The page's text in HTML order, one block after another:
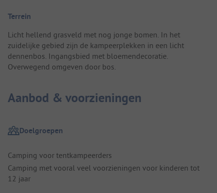
Terrein
Licht hellend grasveld met nog jonge bomen. In het
zuidelijke gebied zijn de kampeerplekken in een licht
dennenbos. Ingangsbied met bloemendecoratie.
Overwegend omgeven door bos.
Aanbod & voorzieningen
Doelgroepen
Camping voor tentkampeerders
Camping met vooral veel voorzieningen voor kinderen tot
12 jaar